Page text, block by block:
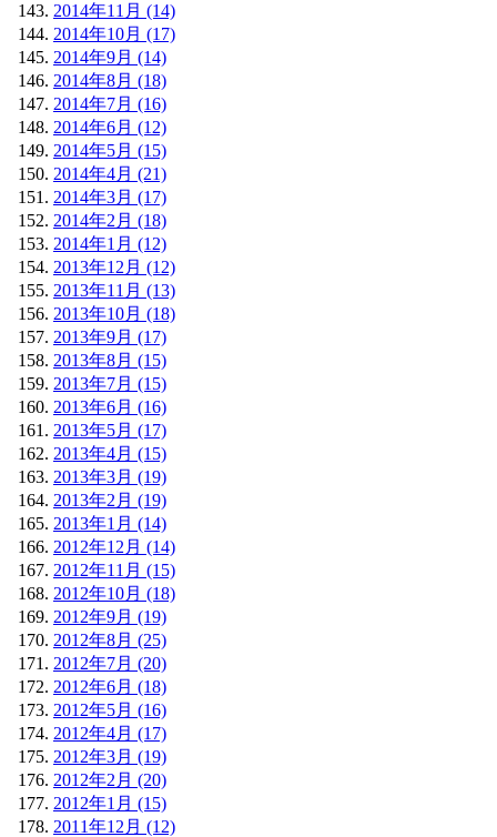
2014年11月 (14)
2014年10月 (17)
2014年9月 (14)
2014年8月 (18)
2014年7月 (16)
2014年6月 (12)
2014年5月 (15)
2014年4月 (21)
2014年3月 (17)
2014年2月 (18)
2014年1月 (12)
2013年12月 (12)
2013年11月 (13)
2013年10月 (18)
2013年9月 (17)
2013年8月 (15)
2013年7月 (15)
2013年6月 (16)
2013年5月 (17)
2013年4月 (15)
2013年3月 (19)
2013年2月 (19)
2013年1月 (14)
2012年12月 (14)
2012年11月 (15)
2012年10月 (18)
2012年9月 (19)
2012年8月 (25)
2012年7月 (20)
2012年6月 (18)
2012年5月 (16)
2012年4月 (17)
2012年3月 (19)
2012年2月 (20)
2012年1月 (15)
2011年12月 (12)